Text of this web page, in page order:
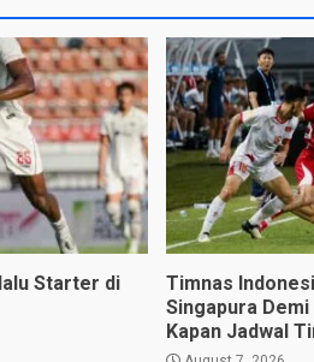
Starter di
Timnas
Singapura
Kapan Jadwal